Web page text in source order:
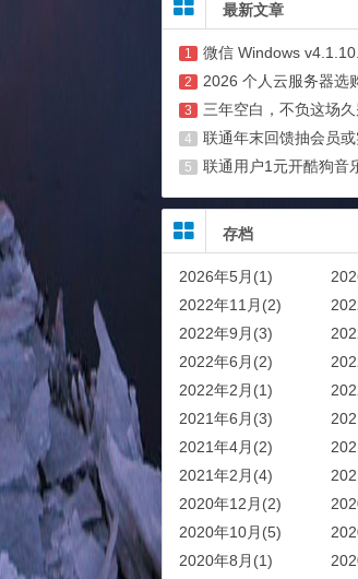
最新文章
1 微信 Windows v4.1.10.19 64 位绿色公测版 5.23
2 2026 个人云服务器选购全攻略
3 三年空白，不负这场久
4 联通年末回馈抽会员或
5 联通用户1元开酷狗音
存档
2026年5月(1)
2022年11月(2)
2022年9月(3)
2022年6月(2)
2022年2月(1)
2021年6月(3)
2021年4月(2)
2021年2月(4)
2020年12月(2)
2020年10月(5)
2020年8月(1)